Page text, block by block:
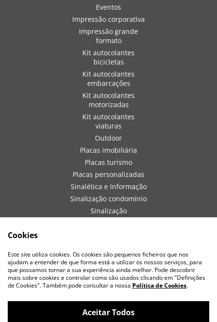
Eventos
Impressão corporativa
Impressão grande
formato
Kit autocolantes
bicicletas
Kit autocolantes
embarcações
Kit autocolantes
motorizadas
Kit autocolantes
viaturas
Outdoor
Placas imobiliária
Placas turismo
Placas personalizadas
Sinalética e Informação
Sinalização condomínio
Sinalização
embarcações
Vestuário
Cookies
Este site utiliza cookies. Os cookies são pequenos ficheiros que nos
ajudam a entender de que forma está a utilizar os nossos serviços, para
que possamos tornar a sua experiência ainda melhor. Pode descobrir
mais sobre cookies e controlar como são usados clicando em "Definições
de Cookies". Também pode consultar a nossa Política de Cookies.
Aceitar Todos